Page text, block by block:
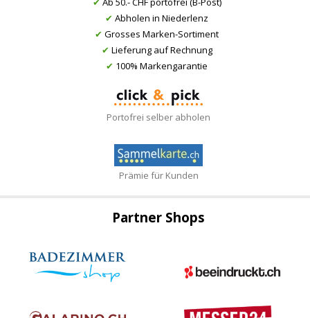
✔ Abholen in Niederlenz
✔ Grosses Marken-Sortiment
✔ Lieferung auf Rechnung
✔ 100% Markengarantie
Portofrei selber abholen
Prämie für Kunden
Partner Shops